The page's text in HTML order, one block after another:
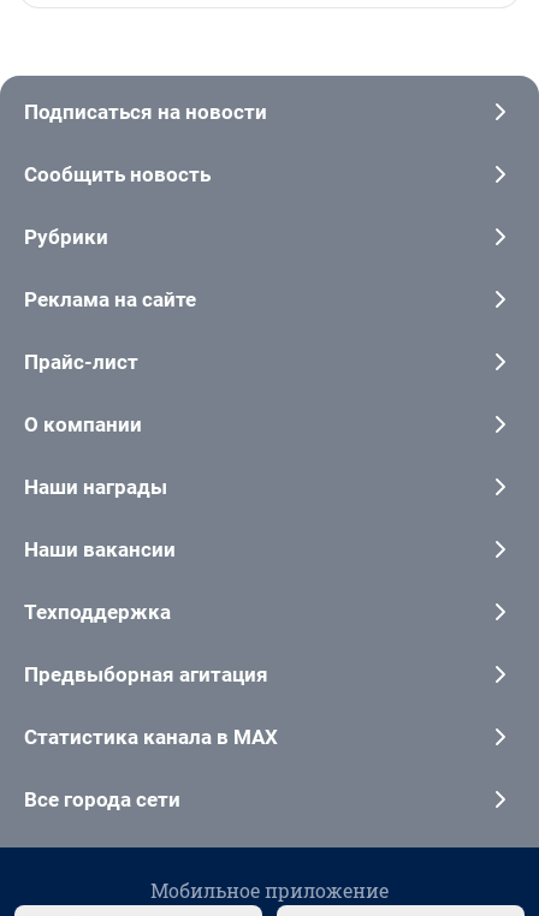
Подписаться на новости
Сообщить новость
Рубрики
Реклама на сайте
Прайс-лист
О компании
Наши награды
Наши вакансии
Техподдержка
Предвыборная агитация
Статистика канала в MAX
Все города сети
Мобильное приложение